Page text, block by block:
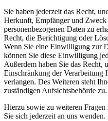
Sie haben jederzeit das Recht,
Herkunft, Empfänger und Zweck
personenbezogenen Daten zu
Recht, die Berichtigung oder
Wenn Sie eine Einwilligung zur
können Sie diese Einwilligung
Außerdem haben Sie das Recht,
Einschränkung der Verarbeitung
verlangen. Des Weiteren steht
zuständigen Aufsichtsbehörde zu.
Hierzu sowie zu weiteren
Sie sich jederzeit an uns wenden.